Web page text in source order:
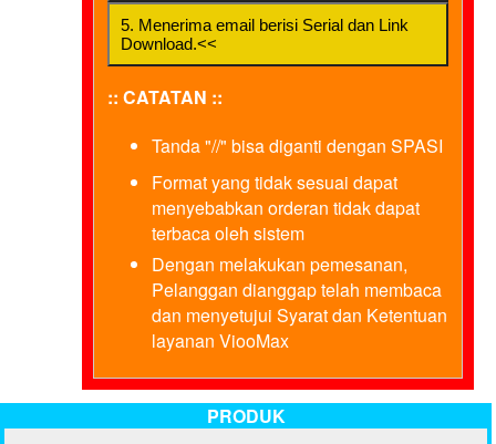
5. Menerima email berisi Serial dan Link
Download.<<
:: CATATAN ::
Tanda "//" bisa diganti dengan SPASI
Format yang tidak sesuai dapat
menyebabkan orderan tidak dapat
terbaca oleh sistem
Dengan melakukan pemesanan,
Pelanggan dianggap telah membaca
dan menyetujui Syarat dan Ketentuan
layanan ViooMax
PRODUK